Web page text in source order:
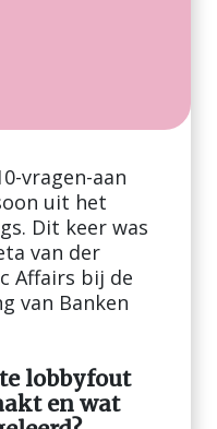
vragen-aan
uit het
Dit keer was
van der
Affairs bij de
van Banken
lobbyfout
en wat